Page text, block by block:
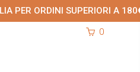
PER ORDINI SUPERIORI A
0